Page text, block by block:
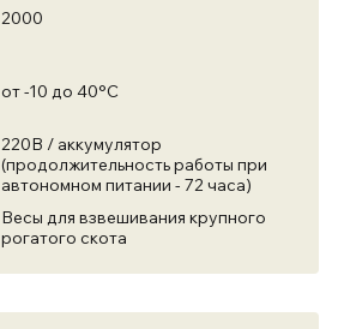
2000
от -10 до 40°С
220В / аккумулятор
(продолжительность работы при
автономном питании - 72 часа)
Весы для взвешивания крупного
рогатого скота